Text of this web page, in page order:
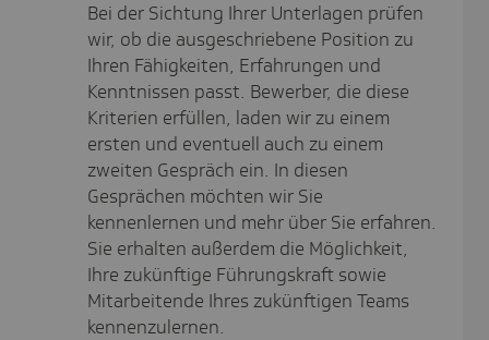
Bei der Sichtung Ihrer Unterlagen prüfen
wir, ob die ausgeschriebene Position zu
Ihren Fähigkeiten, Erfahrungen und
Kenntnissen passt. Bewerber, die diese
Kriterien erfüllen, laden wir zu einem
ersten und eventuell auch zu einem
zweiten Gespräch ein. In diesen
Gesprächen möchten wir Sie
kennenlernen und mehr über Sie erfahren.
Sie erhalten außerdem die Möglichkeit,
Ihre zukünftige Führungskraft sowie
Mitarbeitende Ihres zukünftigen Teams
kennenzulernen.